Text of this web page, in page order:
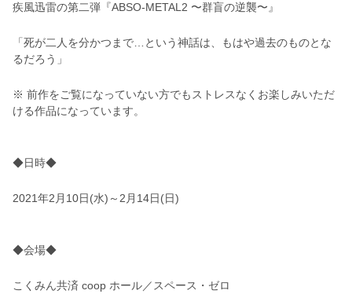
疾風迅雷の第二弾『ABSO-METAL2 〜群盲の逆襲〜』
「死が二人を分かつまで…という神話は、もはや過去のものとな
るだろう」
※ 前作をご覧になっていない方でもストレスなくお楽しみいただ
ける作品になっています。
◆日時◆
2021年2月10日(水)～2月14日(日)
◆会場◆
こくみん共済 coop ホール／スペース・ゼロ